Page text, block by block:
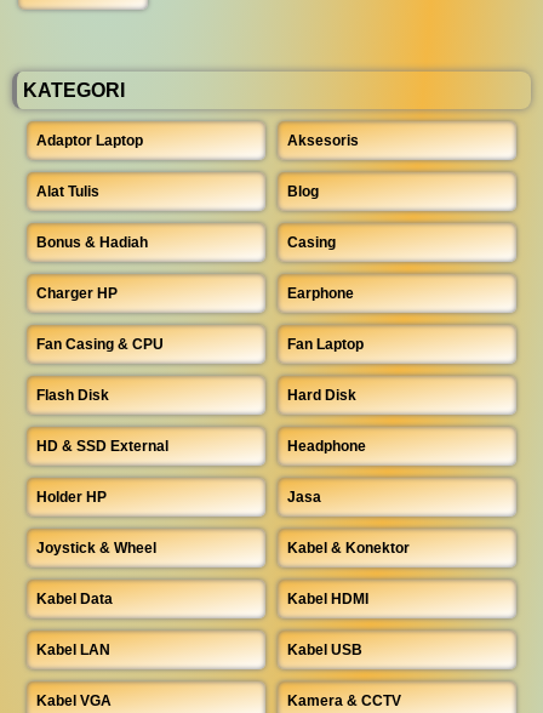
KATEGORI
Adaptor Laptop Aksesoris
Alat Tulis Blog
Bonus & Hadiah Casing
Charger HP Earphone
Fan Casing & CPU Fan Laptop
Flash Disk Hard Disk
HD & SSD External Headphone
Holder HP Jasa
Joystick & Wheel Kabel & Konektor
Kabel Data Kabel HDMI
Kabel LAN Kabel USB
Kabel VGA Kamera & CCTV